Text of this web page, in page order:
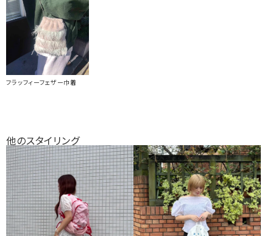
フラッフィーフェザー巾着
他のスタイリング